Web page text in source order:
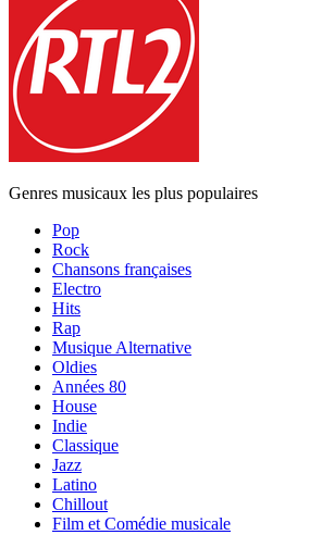
Genres musicaux les plus populaires
Pop
Rock
Chansons françaises
Electro
Hits
Rap
Musique Alternative
Oldies
Années 80
House
Indie
Classique
Jazz
Latino
Chillout
Film et Comédie musicale